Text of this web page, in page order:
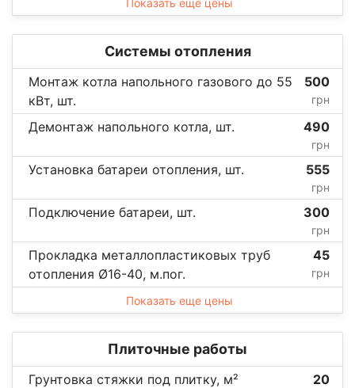
Показать еще цены
Системы отопления
Монтаж котла напольного газового до 55
кВт, шт.
500
грн
Демонтаж напольного котла, шт. 490
грн
Установка батареи отопления, шт. 555
грн
Подключение батареи, шт. 300
грн
Прокладка металлопластиковых труб
отопления Ø16-40, м.пог.
45
грн
Показать еще цены
Плиточные работы
Грунтовка стяжки под плитку, м² 20